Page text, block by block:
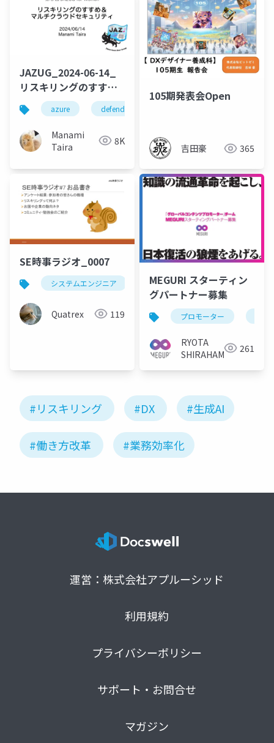
JAZUG_2024-06-14_
リスキリングのすすめ
とマルチクラウドセキ
ュリティ
azure defendercspm
Manami
Taira
8K
105期発表会Open
吉田豪 365
SE時事ラジオ_0007
システムエンジニア 時事 リスキリング
Quatrex 119
MEGURI スターティン
グパートナー募集
プロモーター
RYOTA
SHIRAHAMA
261
#リスキリング #DX #生成AI
#働き方改革 #業務効率化
運営：株式会社アプルーシッド
利用規約
プライバシーポリシー
サポート・お問合せ
マガジン